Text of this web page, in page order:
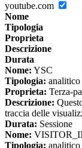
youtube.com
Nome
Tipologia
Proprieta
Descrizione
Durata
Nome: YSC
Tipologia: analitico
Proprieta: Terza-
Descrizione:
traccia delle
Durata: Sessione
Nome:
Tipologia: analitico